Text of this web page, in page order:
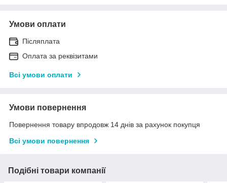
Умови оплати
Післяплата
Оплата за реквізитами
Всі умови оплати
Умови повернення
Повернення товару впродовж 14 днів за рахунок покупця
Всі умови повернення
Подібні товари компанії